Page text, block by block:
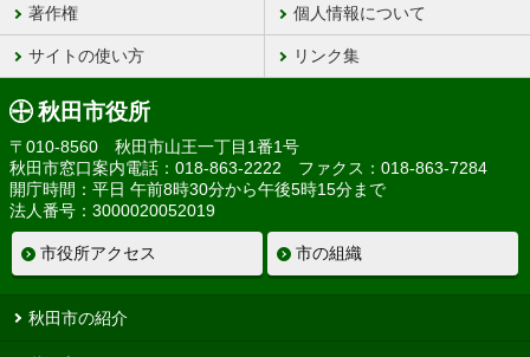
著作権 個人情報について
サイトの使い方 リンク集
秋田市役所
〒010-8560 秋田市山王一丁目1番1号
秋田市窓口案内電話：018-863-2222 ファクス：018-863-7284
開庁時間：平日 午前8時30分から午後5時15分まで
法人番号：3000020052019
市役所アクセス 市の組織
秋田市の紹介